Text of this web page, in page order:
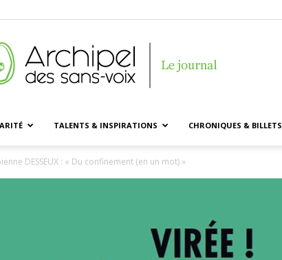
TALENTS & INSPIRATIONS CHRONIQUES & BILLETS
DESSEUX : « Du confinement (en un mot) »